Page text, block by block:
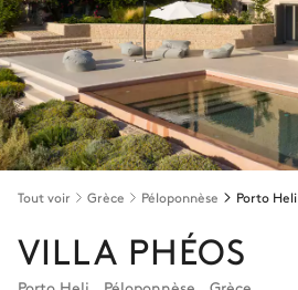
Tout voir Grèce Péloponnèse Porto Heli
VILLA PHÉOS